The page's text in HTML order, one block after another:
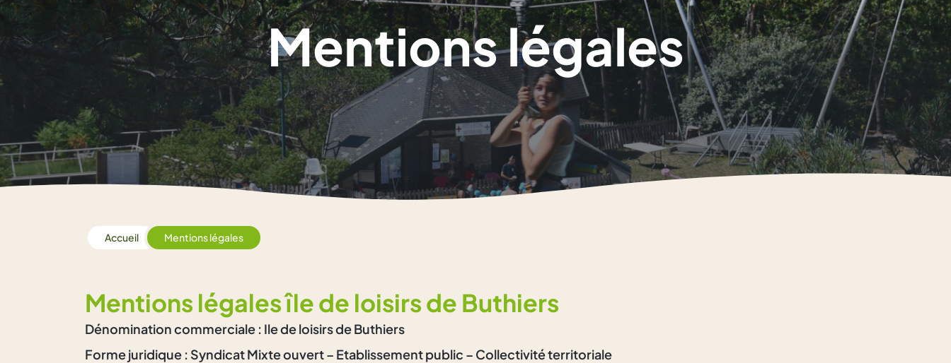
Mentions légales
Accueil Mentions légales
Mentions légales île de loisirs de Buthiers
Dénomination commerciale : Ile de loisirs de Buthiers
Forme juridique : Syndicat Mixte ouvert – Etablissement public – Collectivité territoriale